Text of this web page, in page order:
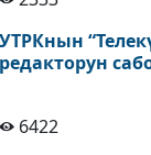
УТРКнын
6422